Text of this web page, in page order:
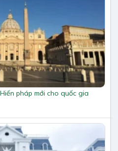
pháp mới cho quốc gia